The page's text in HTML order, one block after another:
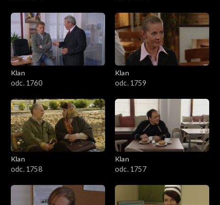
Klan
odc. 1760
Klan
odc. 1759
Klan
odc. 1758
Klan
odc. 1757